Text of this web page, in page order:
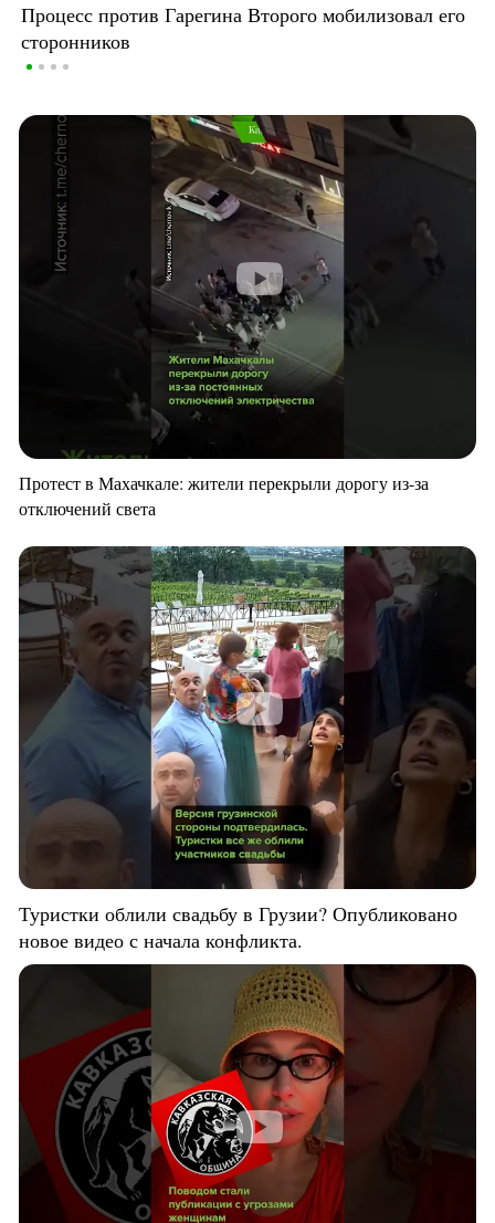
Процесс против Гарегина Второго мобилизовал его
сторонников
Протест в Махачкале: жители перекрыли дорогу из-за
отключений света
Туристки облили свадьбу в Грузии? Опубликовано
новое видео с начала конфликта.